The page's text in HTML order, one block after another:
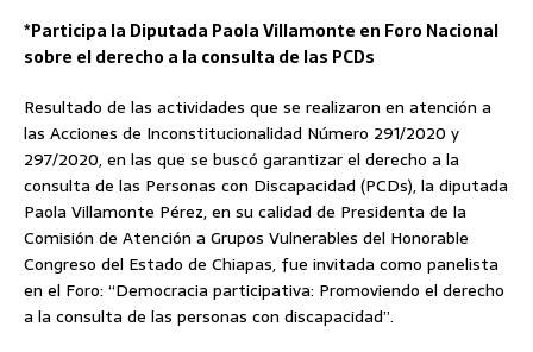
*Participa la Diputada Paola Villamonte en Foro Nacional
sobre el derecho a la consulta de las PCDs
Resultado de las actividades que se realizaron en atención a
las Acciones de Inconstitucionalidad Número 291/2020 y
297/2020, en las que se buscó garantizar el derecho a la
consulta de las Personas con Discapacidad (PCDs), la diputada
Paola Villamonte Pérez, en su calidad de Presidenta de la
Comisión de Atención a Grupos Vulnerables del Honorable
Congreso del Estado de Chiapas, fue invitada como panelista
en el Foro: “Democracia participativa: Promoviendo el derecho
a la consulta de las personas con discapacidad”.